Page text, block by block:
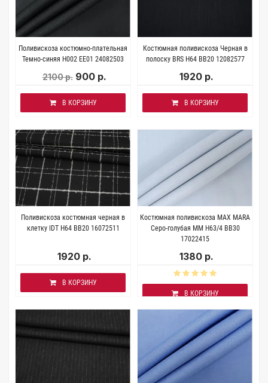
Поливискоза костюмно-плательная
Темно-синяя H002 ЕЕ01 24082503
2100 р. 900 р.
В КОРЗИНУ
Костюмная поливискоза Черная в
полоску BRS H64 BB20 12082577
1920 р.
В КОРЗИНУ
Поливискоза костюмная черная в
клетку IDT H64 BB20 16072511
1920 р.
В КОРЗИНУ
Костюмная поливискоза MAX MARA
Серо-голубая MM H63/4 BB30
17022415
1380 р.
В КОРЗИНУ